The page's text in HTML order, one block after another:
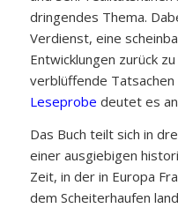
dringendes Thema.
Verdienst, eine
Entwicklungen zurück
verblüffende Tatsachen
Leseprobe deutet es
Das Buch teilt sich in
einer ausgiebigen
Zeit, in der in Europa
dem Scheiterhaufen